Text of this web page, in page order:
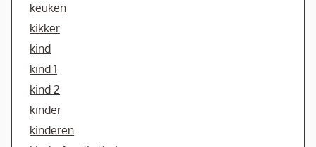
keuken
kikker
kind
kind 1
kind 2
kinder
kinderen